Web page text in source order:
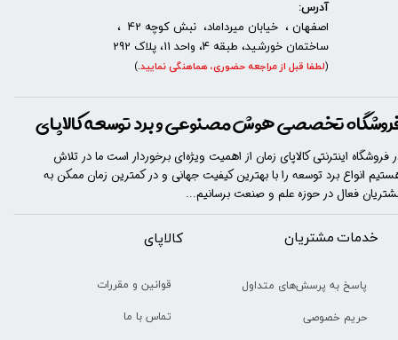
خدمات مشتریان
پاسخ به پرسش‌های متداول
حریم خصوصی
​​کالاپای
قوانین و مقررات
تماس با ما
تخصصی هوش مصنوعی و برد توسعه کالاپای
فروشگاه اینترنتی کالاپای زمان از اهمیت ویژه‌ای برخوردار است ما در تلاش
انواع برد توسعه را با​​​ بهترین کیفیت جهانی و در کمترین زمان ممکن به
فعال در حوزه علم و صنعت برسانیم...
آدرس:
اصفهان ، خیابان میرداماد، نبش کوچه 42 ،
ساختمان خورشید، طبقه 4، واحد 11، پلاک 292
(لطفا قبل از مراجعه حضوری، هماهنگی نمایید.
)